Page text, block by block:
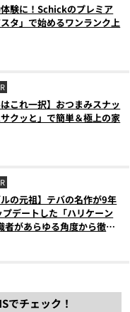
験に！Schickのプレミア
タ」で始めるワンランク上
はこれ一択】おつまみスナッ
クッと」で簡単＆極上の家
ルの元祖】テバの名作が9年
デートした「ハリケーン
者があらゆる角度から徹底
でチェック！